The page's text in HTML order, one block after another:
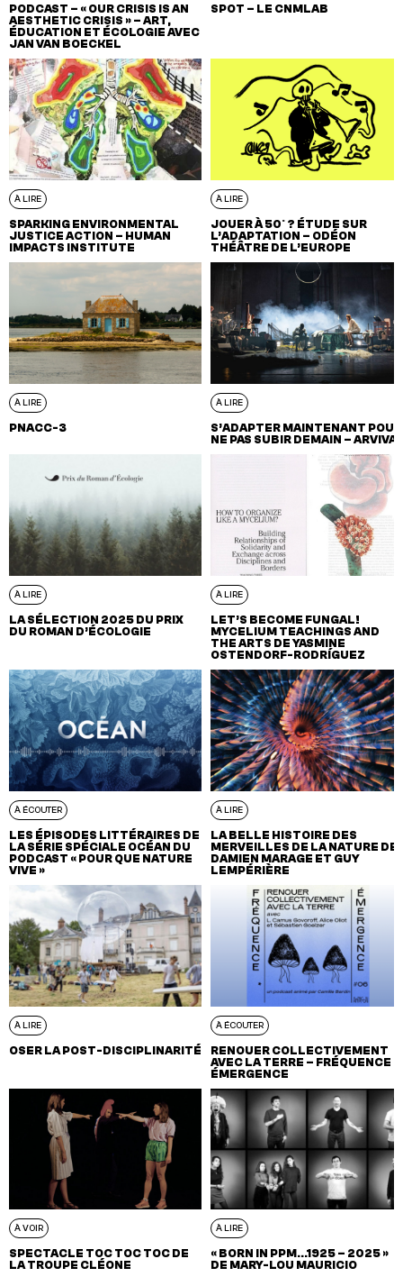
PODCAST – « OUR CRISIS IS AN
AESTHETIC CRISIS » – ART,
ÉDUCATION ET ÉCOLOGIE AVEC
JAN VAN BOECKEL
SPOT – LE CNMLAB
À LIRE
SPARKING ENVIRONMENTAL
JUSTICE ACTION – HUMAN
IMPACTS INSTITUTE
À LIRE
JOUER À 50° ? ÉTUDE SUR
L’ADAPTATION – ODÉON
THÉÂTRE DE L’EUROPE
À LIRE
PNACC-3
À LIRE
S’ADAPTER MAINTENANT POUR
NE PAS SUBIR DEMAIN – ARVIVA
À LIRE
LA SÉLECTION 2025 DU PRIX
DU ROMAN D’ÉCOLOGIE
À LIRE
LET’S BECOME FUNGAL!
MYCELIUM TEACHINGS AND
THE ARTS DE YASMINE
OSTENDORF-RODRÍGUEZ
À ÉCOUTER
LES ÉPISODES LITTÉRAIRES DE
LA SÉRIE SPÉCIALE OCÉAN DU
PODCAST « POUR QUE NATURE
VIVE »
À LIRE
LA BELLE HISTOIRE DES
MERVEILLES DE LA NATURE DE
DAMIEN MARAGE ET GUY
LEMPÉRIÈRE
À LIRE
OSER LA POST-DISCIPLINARITÉ
À ÉCOUTER
RENOUER COLLECTIVEMENT
AVEC LA TERRE – FRÉQUENCE
ÉMERGENCE
À VOIR
SPECTACLE TOC TOC TOC DE
LA TROUPE CLÉONE
À LIRE
« BORN IN PPM…1925 – 2025 »
DE MARY-LOU MAURICIO